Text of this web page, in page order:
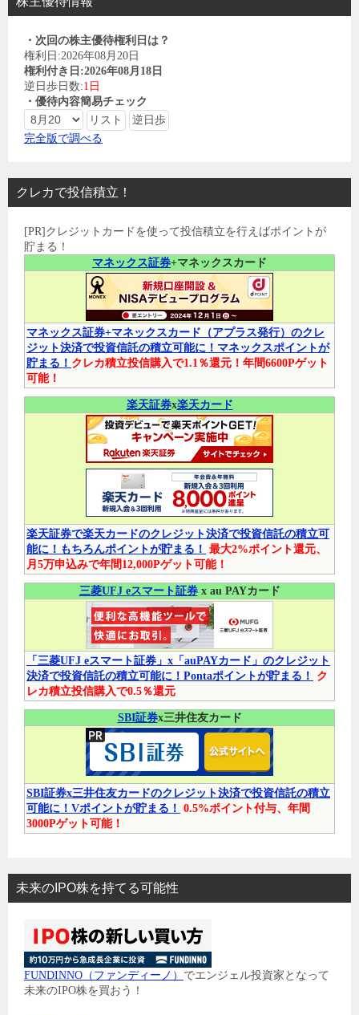
・次回の株主優待権利日は？
権利日:2026年08月20日
権利付き日:2026年08月18日
逆日歩日数:1日
・優待内容簡易チェック
完全版で調べる
クレカで投信積立！
[PR]クレジットカードを使って投信積立を行えばポイントが
貯まる！
マネックス証券+マネックスカード
マネックス証券+マネックスカード（アプラス発行）のクレ
ジット決済で投資信託の積立可能に！マネックスポイントが
貯まる！ クレカ積立投信購入で1.1％還元！年間6600Pゲット
可能！
楽天証券x楽天カード
楽天証券で楽天カードのクレジット決済で投資信託の積立可
能に！もちろんポイントが貯まる！ 最大2%ポイント還元、
月5万申込みで年間12,000Pゲット可能！
三菱UFJ eスマート証券x au PAYカード
「三菱UFJ eスマート証券」x「auPAYカード」のクレジット
決済で投資信託の積立可能に！Pontaポイントが貯まる！
ク
レカ積立投信購入で0.5％還元
SBI証券x三井住友カード
SBI証券x三井住友カードのクレジット決済で投資信託の積立
可能に！Vポイントが貯まる！ 0.5%ポイント付与、年間
3000Pゲット可能！
未来のIPO株を持てる可能性
FUNDINNO（ファンディーノ） でエンジェル投資家となって
未来のIPO株を買おう！